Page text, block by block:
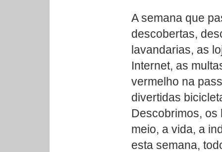
A semana que
descobertas,
lavandarias, as
Internet, as
vermelho na
divertidas
Descobrimos,
meio, a vida, a
esta semana,